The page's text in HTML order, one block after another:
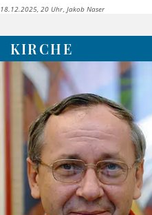
18.12.2025, 20 Uhr Jakob Naser
KIRCHE